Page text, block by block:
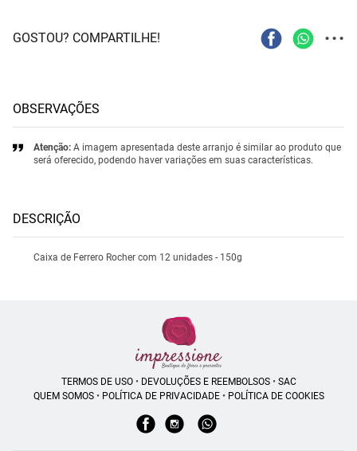
GOSTOU? COMPARTILHE! ...
OBSERVAÇÕES
Atenção: A imagem apresentada deste arranjo é similar ao produto que
será oferecido, podendo haver variações em suas características.
DESCRIÇÃO
Caixa de Ferrero Rocher com 12 unidades - 150g
TERMOS DE USO• DEVOLUÇÕES E REEMBOLSOS• SAC
QUEM SOMOS• POLÍTICA DE PRIVACIDADE• POLÍTICA DE COOKIES